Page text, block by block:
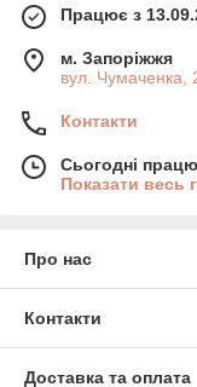
Працює з
м. Запоріжжя
вул. Чумаченка,
Контакти
Сьогодні
Показати весь
Про нас
Контакти
Доставка та оплата